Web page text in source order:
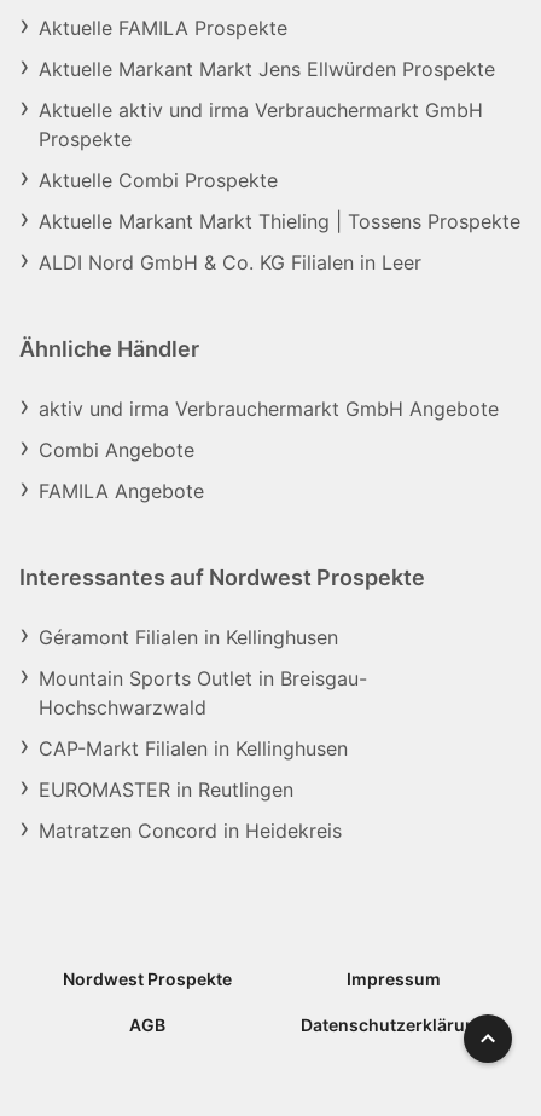
Aktuelle FAMILA Prospekte
Aktuelle Markant Markt Jens Ellwürden Prospekte
Aktuelle aktiv und irma Verbrauchermarkt GmbH
Prospekte
Aktuelle Combi Prospekte
Aktuelle Markant Markt Thieling | Tossens Prospekte
ALDI Nord GmbH & Co. KG Filialen in Leer
Ähnliche Händler
aktiv und irma Verbrauchermarkt GmbH Angebote
Combi Angebote
FAMILA Angebote
Interessantes auf Nordwest Prospekte
Géramont Filialen in Kellinghusen
Mountain Sports Outlet in Breisgau-
Hochschwarzwald
CAP-Markt Filialen in Kellinghusen
EUROMASTER in Reutlingen
Matratzen Concord in Heidekreis
Nordwest Prospekte Impressum
AGB Datenschutzerklärung Nach